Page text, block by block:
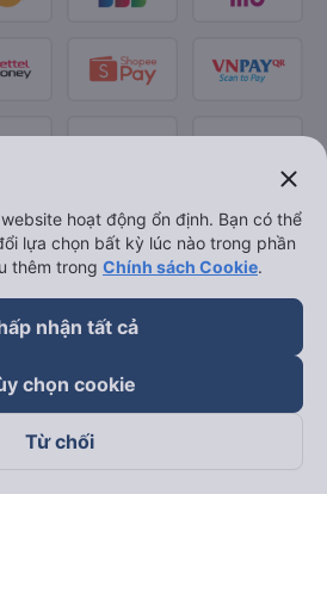
trên
close
hoạt động ổn định. Bạn có thể
lựa chọn bất kỳ lúc nào trong phần
thêm trong Chính sách Cookie.
nhận tất cả
chọn cookie
Từ chối